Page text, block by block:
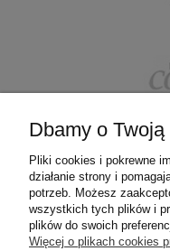
Dbamy o
Pliki cookies i pokrewne
działanie strony i
potrzeb. Możesz
wszystkich tych plików i
plików do swoich
Więcej o plikach cookies